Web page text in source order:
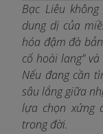
Bạc Liêu
dung dị của
hóa đậm đà
cổ hoài lang”
Nếu đang cần
sâu lắng giữa
lựa chọn xứng
trong đời.